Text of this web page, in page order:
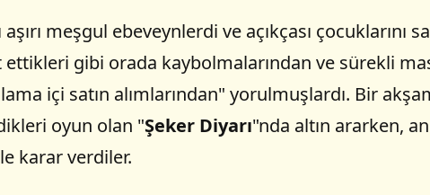
meşgul ebeveynlerdi ve açıkçası çocuklarını
ettikleri gibi orada kaybolmalarından ve sürekli
içi satın alımlarından" yorulmuşlardı. Bir
oyun olan "Şeker Diyarı"nda altın ararken,
karar verdiler.